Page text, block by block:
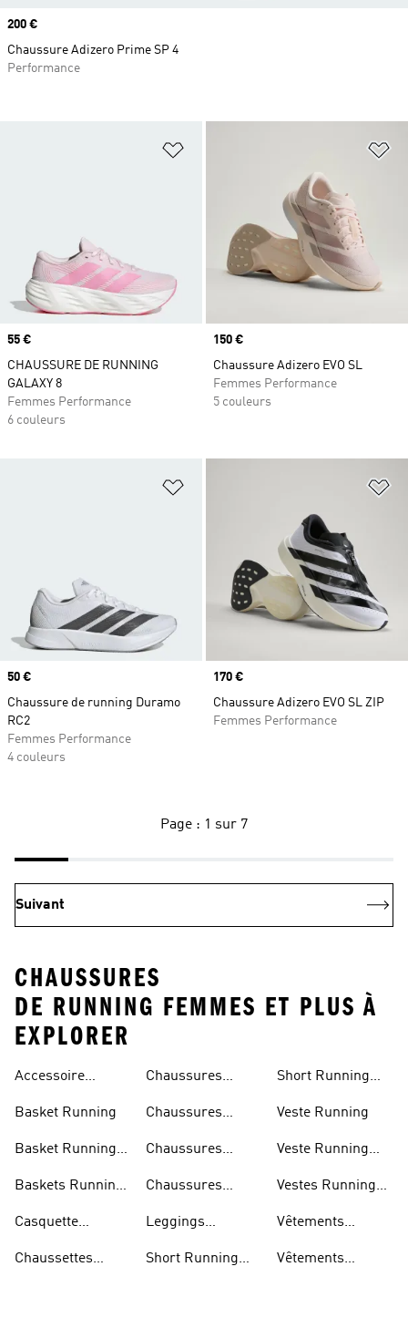
Ajouter à la Liste de produits
Prix
55 €
CHAUSSURE DE RUNNING
GALAXY 8
Femmes Performance
6 couleurs
Prix
150 €
Chaussure Adizero EVO SL
Femmes Performance
5 couleurs
Ajouter à la Liste de produits
Prix
50 €
Chaussure de running Duramo
RC2
Femmes Performance
4 couleurs
Prix
170 €
Chaussure Adizero EVO SL ZIP
Femmes Performance
Prix
200 €
Chaussure Adizero Prime SP 4
Performance
Page : 1 sur 7
Suivant
CHAUSSURES
DE RUNNING FEMMES ET PLUS À
EXPLORER
Accessoire
Basket Running
Basket Running
Baskets Running
Casquette
Chaussettes
Chaussures
Chaussures
Chaussures
Chaussures
Leggings
Short Running
Short Running
Veste Running
Veste Running
Vestes Running
Vêtements
Vêtements